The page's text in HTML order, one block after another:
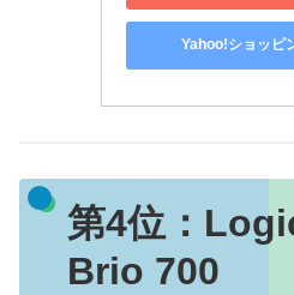
Yahoo!ショッピ
第4位：
Brio 700